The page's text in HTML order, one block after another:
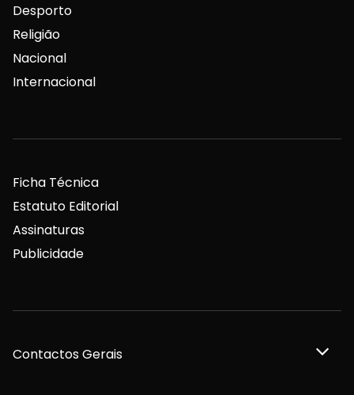
Desporto
Religião
Nacional
Internacional
Ficha Técnica
Estatuto Editorial
Assinaturas
Publicidade
Contactos Gerais